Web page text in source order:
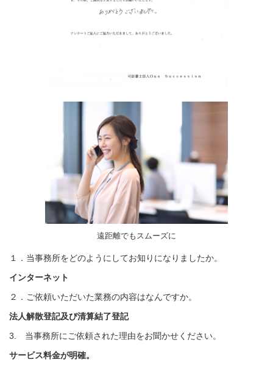
遠距離でもスムーズに
１． 当事務所をどのようにしてお知りになりましたか。
インターネット
２．ご依頼いただいた業務の内容はなんですか。
法人解散登記及び清算結了登記
3. 当事務所にご依頼された理由をお聞かせください。
サービス料金が明確。